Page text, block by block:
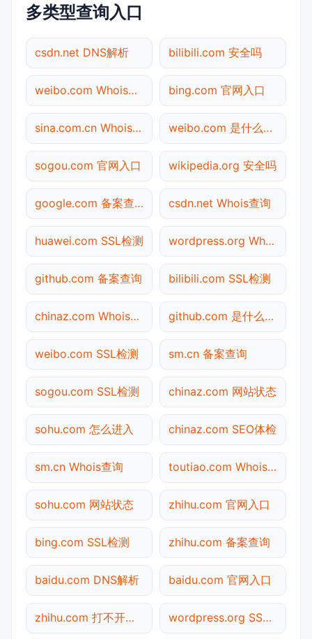
多类型查询入口
csdn.net DNS解析 bilibili.com 安全吗
weibo.com Whois查询 bing.com 官网入口
sina.com.cn Whois查询 weibo.com 是什么网站
sogou.com 官网入口 wikipedia.org 安全吗
google.com 备案查询 csdn.net Whois查询
huawei.com SSL检测 wordpress.org Whois查询
github.com 备案查询 bilibili.com SSL检测
chinaz.com Whois查询 github.com 是什么网站
weibo.com SSL检测 sm.cn 备案查询
sogou.com SSL检测 chinaz.com 网站状态
sohu.com 怎么进入 chinaz.com SEO体检
sm.cn Whois查询 toutiao.com Whois查询
sohu.com 网站状态 zhihu.com 官网入口
bing.com SSL检测 zhihu.com 备案查询
baidu.com DNS解析 baidu.com 官网入口
zhihu.com 打不开检测 wordpress.org SSL检测